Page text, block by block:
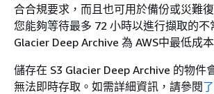
合合規要求，而且也可用於備份或災難
您能夠等待最多 72 小時以進行擷取的不
Glacier Deep Archive 為 AWS中最低成
儲存在 S3 Glacier Deep Archive 的物件
無法即時存取。如需詳細資訊，請參閱